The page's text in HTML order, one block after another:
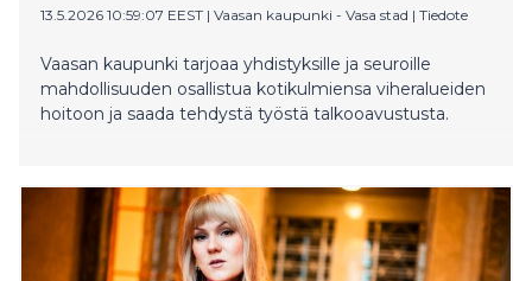
13.5.2026 10:59:07 EEST | Vaasan kaupunki - Vasa stad | Tiedote
Vaasan kaupunki tarjoaa yhdistyksille ja seuroille
mahdollisuuden osallistua kotikulmiensa viheralueiden
hoitoon ja saada tehdystä työstä talkooavustusta.